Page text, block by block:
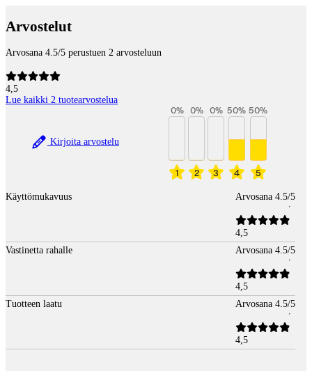
Arvostelut
Arvosana 4.5/5 perustuen 2 arvosteluun
4,5
Lue kaikki 2 tuotearvostelua
Kirjoita arvostelu
1
0%
2
0%
3
0%
4
50%
5
50%
Käyttömukavuus Arvosana 4.5/5
4,5
Vastinetta rahalle
Arvosana 4.5/5
4,5
Tuotteen laatu
Arvosana 4.5/5
4,5